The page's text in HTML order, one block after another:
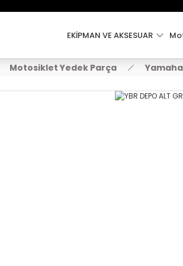
EKİPMAN VE AKSESUAR
Motosiklet Yedek Parça Yamaha